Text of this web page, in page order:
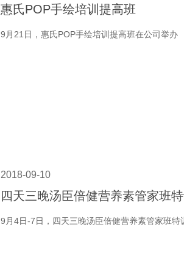
惠氏POP手绘培训提高班
9月21日，惠氏POP手绘培训提高班在公司举办
2018-09-10
四天三晚汤臣倍健营养素管家班
9月4日-7日，四天三晚汤臣倍健营养素管家班特